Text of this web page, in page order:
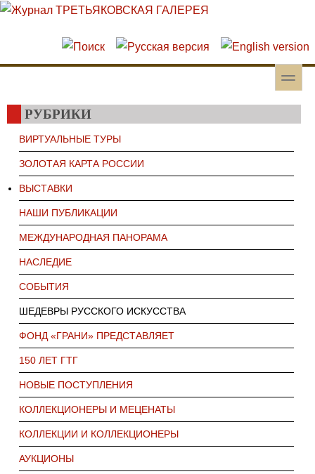
Перейти к основному содержанию
Skip to search
toggle
РУБРИКИ
ВИРТУАЛЬНЫЕ ТУРЫ
ЗОЛОТАЯ КАРТА РОССИИ
ВЫСТАВКИ
НАШИ ПУБЛИКАЦИИ
МЕЖДУНАРОДНАЯ ПАНОРАМА
НАСЛЕДИЕ
СОБЫТИЯ
ШЕДЕВРЫ РУССКОГО ИСКУССТВА
ФОНД «ГРАНИ» ПРЕДСТАВЛЯЕТ
150 ЛЕТ ГТГ
НОВЫЕ ПОСТУПЛЕНИЯ
КОЛЛЕКЦИОНЕРЫ И МЕЦЕНАТЫ
КОЛЛЕКЦИИ И КОЛЛЕКЦИОНЕРЫ
АУКЦИОНЫ